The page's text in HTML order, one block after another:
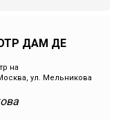
ДАМ ДЕ
на
ул. Мельникова